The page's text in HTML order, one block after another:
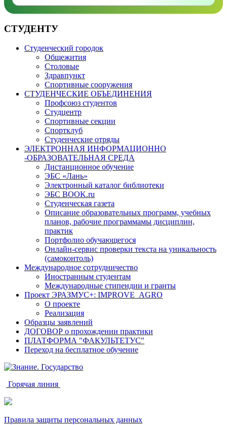
СТУДЕНТУ
Студенческий городок
Общежития
Столовые
Здравпункт
Спортивные сооружения
СТУДЕНЧЕСКИЕ ОБЪЕДИНЕНИЯ
Профсоюз студентов
Студцентр
Спортивные секции
Спортклуб
Студенческие отряды
ЭЛЕКТРОННАЯ ИНФОРМАЦИОННО
-ОБРАЗОВАТЕЛЬНАЯ СРЕДА
Дистанционное обучение
ЭБС «Лань»
Электронный каталог библиотеки
ЭБС BOOK.ru
Студенческая газета
Описание образовательных программ, учебных
планов, рабочие программамы дисциплин,
практик
Портфолио обучающегося
Онлайн-сервис проверки текста на уникальность
(самоконтоль)
Международное сотрудничество
Иностранным студентам
Международные стипендии и гранты
Проект ЭРАЗМУС+: IMPROVE_AGRO
О проекте
Реализация
Образцы заявлений
ДОГОВОР о прохождении практики
ПЛАТФОРМА "ФАКУЛЬТЕТУС"
Переход на бесплатное обучение
Горячая линия
Правила защиты персональных данных